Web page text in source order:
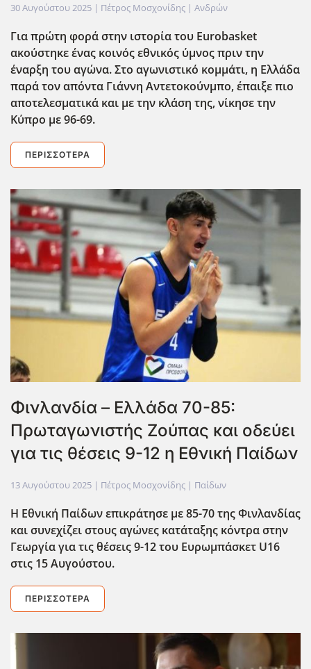
30 Αυγούστου 2025 | Πέτρος Μοσχονίδης | Ανδρών
Για πρώτη φορά στην ιστορία του Eurobasket
ακούστηκε ένας κοινός εθνικός ύμνος πριν την
έναρξη του αγώνα. Στο αγωνιστικό κομμάτι, η Ελλάδα
παρά τον απόντα Γιάννη Αντετοκούνμπο, έπαιξε πιο
αποτελεσματικά και με την κλάση της, νίκησε την
Κύπρο με 96-69.
ΠΕΡΙΣΣΌΤΕΡΑ
Φινλανδία – Ελλάδα 70-85:
Πρωταγωνιστής Ζούπας και οδεύει
για τις θέσεις 9-12 η Εθνική Παίδων
13 Αυγούστου 2025 | Πέτρος Μοσχονίδης | Παίδων
Η Εθνική Παίδων επικράτησε με 85-70 της Φινλανδίας
και συνεχίζει στους αγώνες κατάταξης κόντρα στην
Γεωργία για τις θέσεις 9-12 του Ευρωμπάσκετ U16
στις 15 Αυγούστου.
ΠΕΡΙΣΣΌΤΕΡΑ